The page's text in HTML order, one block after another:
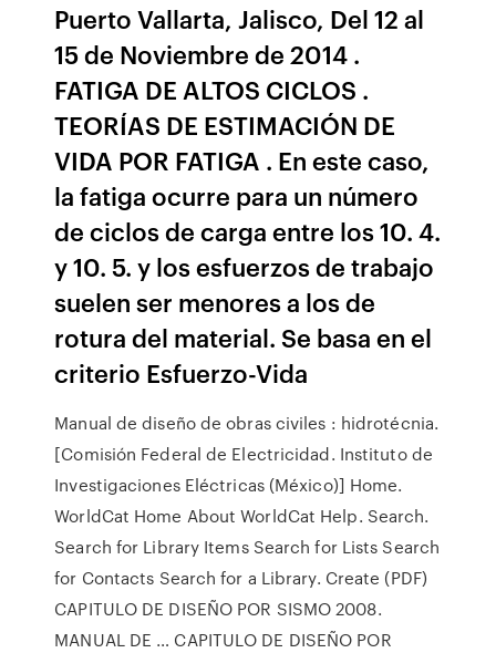
Puerto Vallarta, Jalisco, Del 12 al
15 de Noviembre de 2014 .
FATIGA DE ALTOS CICLOS .
TEORÍAS DE ESTIMACIÓN DE
VIDA POR FATIGA . En este caso,
la fatiga ocurre para un número
de ciclos de carga entre los 10. 4.
y 10. 5. y los esfuerzos de trabajo
suelen ser menores a los de
rotura del material. Se basa en el
criterio Esfuerzo-Vida
Manual de diseño de obras civiles : hidrotécnia.
[Comisión Federal de Electricidad. Instituto de
Investigaciones Eléctricas (México)] Home.
WorldCat Home About WorldCat Help. Search.
Search for Library Items Search for Lists Search
for Contacts Search for a Library. Create (PDF)
CAPITULO DE DISEÑO POR SISMO 2008.
MANUAL DE … CAPITULO DE DISEÑO POR